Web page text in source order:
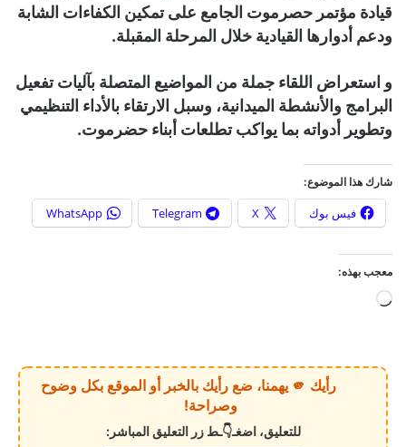
قيادة مؤتمر حصرموت الجامع على تمكين الكفاءات الشابة
ودعم أدوارها القيادية خلال المرحلة المقبلة.
و استعراض اللقاء جملة من المواضيع المتصلة بآليات تفعيل
البرامج والأنشطة الميدانية، وسبل الارتقاء بالأداء التنظيمي
وتطوير أدواته بما يواكب تطلعات أبناء حضرموت.
شارك هذا الموضوع:
فيس بوك X
Telegram
WhatsApp
معجب بهذه:
ي
رأيك 🫵 يهمنا، ضع رأيك بالخبر أو الموقع بكل وضوح
وصراحة!
للتعليق، اضغـ👇ـط زر التعليق المباشر: